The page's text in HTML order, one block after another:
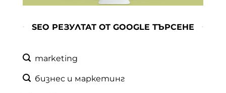
SEO РЕЗУЛТАТ ОТ GOOGLE ТЪРСЕНЕ
marketing
бизнес и маркетинг